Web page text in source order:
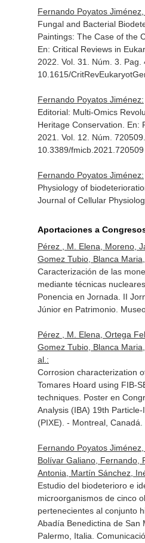
Fernando Poyatos
Fungal and Bacterial
Paintings: The Case of the
En: Critical Reviews in
2022. Vol. 31. Núm. 3. Pag.
10.1615/
Fernando Poyatos Jiménez:
Editorial: Multi-Omics
Heritage Conservation. En:
2021. Vol. 12. Núm. 720509.
10.3389/fmicb.2021.720509
Fernando Poyatos Jiménez:
Physiology of
Journal of Cellular
Aportaciones a
Pérez , M. Elena, Moreno,
Gomez Tubio, Blanca
Caracterización de las
mediante técnicas
Ponencia en Jornada. II
Júnior en Patrimonio.
Pérez , M. Elena, Ortega
Gomez Tubio, Blanca
al.:
Corrosion characterization
Tomares Hoard using FIB-
techniques. Poster en
Analysis (IBA) 19th
(PIXE). - Montreal, Canadá.
Fernando Poyatos
Bolívar Galiano, Fernando,
Antonia, Martín Sánchez,
Estudio del biodeterioro e
microorganismos de cinco
pertenecientes al conjunto
Abadía Benedictina de San
Palermo, Italia.